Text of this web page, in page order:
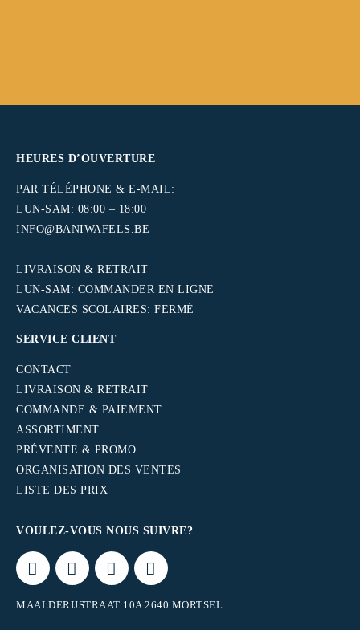
HEURES D’OUVERTURE
PAR TÉLÉPHONE & E-MAIL:
LUN-SAM: 08:00 – 18:00
INFO@BANIWAFELS.BE
LIVRAISON & RETRAIT
LUN-SAM: COMMANDER EN LIGNE
VACANCES SCOLAIRES: FERMÉ
SERVICE CLIENT
CONTACT
LIVRAISON & RETRAIT
COMMANDE & PAIEMENT
ASSORTIMENT
PRÉVENTE & PROMO
ORGANISATION DES VENTES
LISTE DES PRIX
VOULEZ-VOUS NOUS SUIVRE?
MAALDERIJSTRAAT 10A 2640 MORTSEL